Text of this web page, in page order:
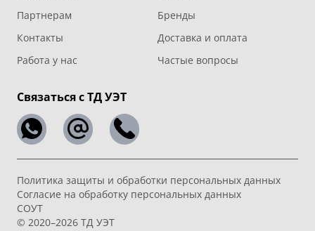
Партнерам
Контакты
Работа у нас
Бренды
Доставка и оплата
Частые вопросы
Связаться с ТД УЭТ
Политика защиты и обработки персональных данных
Согласие на обработку персональных данных
СОУТ
© 2020–2026 ТД УЭТ